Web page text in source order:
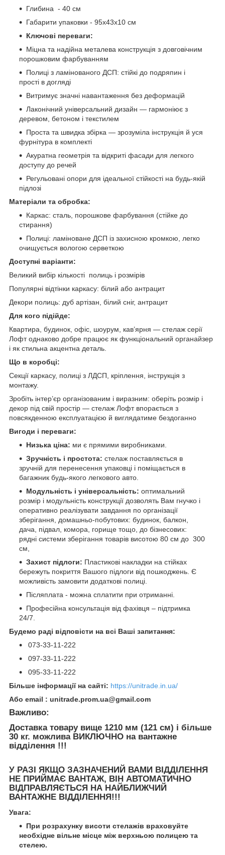
Глибина - 40 см
Габарити упаковки - 95х43х10 см
Ключові переваги:
Міцна та надійна металева конструкція з довговічним
порошковим фарбуванням
Полиці з ламінованого ДСП: стійкі до подряпин і
прості в догляді
Витримує значні навантаження без деформацій
Лаконічний універсальний дизайн — гармоніює з
деревом, бетоном і текстилем
Проста та швидка збірка — зрозуміла інструкція й уся
фурнітура в комплекті
Акуратна геометрія та відкриті фасади для легкого
доступу до речей
Регульовані опори для ідеальної стійкості на будь-якій
підлозі
Матеріали та обробка:
Каркас: сталь, порошкове фарбування (стійке до
стирання)
Полиці: ламіноване ДСП із захисною кромкою, легко
очищується вологою серветкою
Доступні варіанти:
Великий вибір кількості полиць і розмірів
Популярні відтінки каркасу: білий або антрацит
Декори полиць: дуб артізан, білий сніг, антрацит
Для кого підійде:
Квартира, будинок, офіс, шоурум, кав’ярня — стелаж серії
Лофт однаково добре працює як функціональний органайзер
і як стильна акцентна деталь.
Що в коробці:
Секції каркасу, полиці з ЛДСП, кріплення, інструкція з
монтажу.
Зробіть інтер’єр організованим і виразним: оберіть розмір і
декор під свій простір — стелаж Лофт впорається з
повсякденною експлуатацією й виглядатиме бездоганно
Вигоди і переваги:
Низька ціна: ми є прямими виробниками.
Зручність і простота: стелаж поставляється в
зручній для перенесення упаковці і поміщається в
багажник будь-якого легкового авто.
Модульність і універсальність: оптимальний
розмір і модульність конструкції дозволять Вам гнучко і
оперативно реалізувати завдання по організації
зберігання, домашньо-побутових: будинок, балкон,
дача, підвал, комора, горище тощо, до бізнесових:
рядні системи зберігання товарів висотою 80 см до 300
см,
Захист підлоги: Пластикові накладки на стійках
бережуть покриття Вашого підлоги від пошкоджень. Є
можливість замовити додаткові полиці.
Післяплата - можна сплатити при отриманні.
Професійна консультація від фахівця – підтримка
24/7.
Будемо раді відповісти на всі Ваші запитання:
073-33-11-222
097-33-11-222
095-33-11-222
Більше інформації на сайті: https://unitrade.in.ua/
Або email : unitrade.prom.ua@gmail.com
Важливо:
Доставка товару вище 1210 мм (121 см) і більше
30 кг. можлива ВИКЛЮЧНО на вантажне
відділення !!!
У РАЗІ ЯКЩО ЗАЗНАЧЕНИЙ ВАМИ ВІДДІЛЕННЯ
НЕ ПРИЙМАЄ ВАНТАЖ, ВІН АВТОМАТИЧНО
ВІДПРАВЛЯЄТЬСЯ НА НАЙБЛИЖЧИЙ
ВАНТАЖНЕ ВІДДІЛЕННЯ!!!
Увага:
При розрахунку висоти стелажів враховуйте
необхідне вільне місце між верхньою полицею та
стелею.